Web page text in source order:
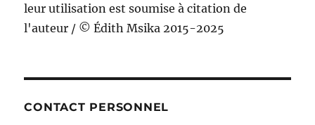
leur utilisation est soumise à citation de
l'auteur / © Édith Msika 2015-2025
CONTACT PERSONNEL